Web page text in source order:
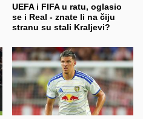
UEFA i FIFA u ratu, oglasio
se i Real - znate li na čiju
stranu su stali Kraljevi?